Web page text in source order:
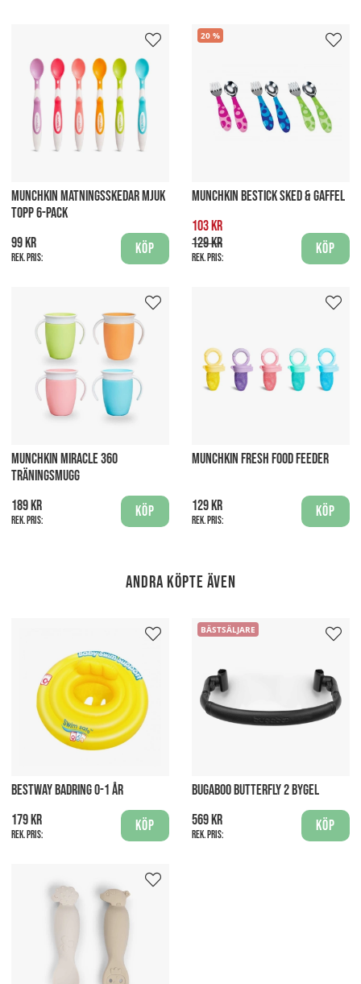
MUNCHKIN MATNINGSSKEDAR MJUK
TOPP 6-PACK
99 kr
Rek. pris:
Köp
20
MUNCHKIN BESTICK SKED & GAFFEL
103 kr
129 kr
Rek. pris:
Köp
MUNCHKIN MIRACLE 360
TRÄNINGSMUGG
189 kr
Rek. pris:
Köp
MUNCHKIN FRESH FOOD FEEDER
129 kr
Rek. pris:
Köp
Andra köpte även
BESTWAY BADRING 0-1 ÅR
179 kr
Rek. pris:
Köp
BÄSTSÄLJARE
BUGABOO BUTTERFLY 2 BYGEL
569 kr
Rek. pris:
Köp